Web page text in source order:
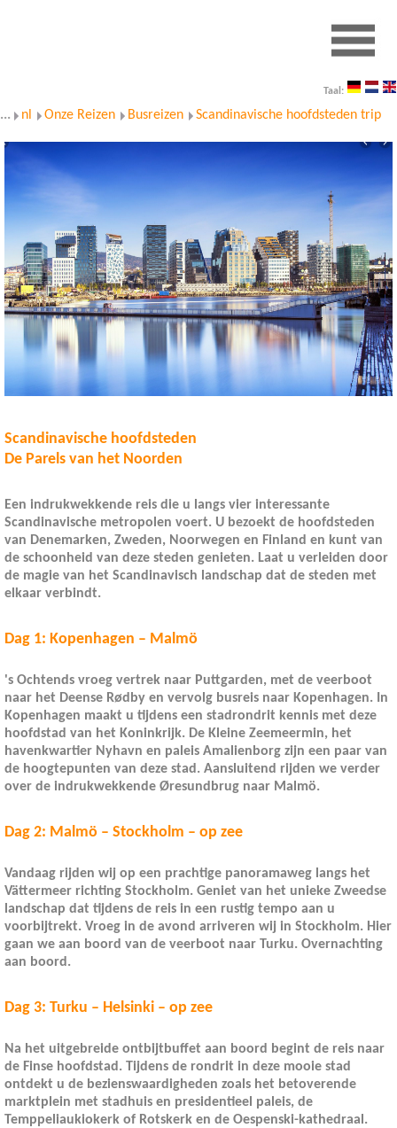
Taal:
... nl Onze Reizen Busreizen Scandinavische hoofdsteden trip
Scandinavische hoofdsteden
De Parels van het Noorden
Een indrukwekkende reis die u langs vier interessante
Scandinavische metropolen voert. U bezoekt de hoofdsteden
van Denemarken, Zweden, Noorwegen en Finland en kunt van
de schoonheid van deze steden genieten. Laat u verleiden door
de magie van het Scandinavisch landschap dat de steden met
elkaar verbindt.
Dag 1: Kopenhagen – Malmö
's Ochtends vroeg vertrek naar Puttgarden, met de veerboot
naar het Deense Rødby en vervolg busreis naar Kopenhagen. In
Kopenhagen maakt u tijdens een stadrondrit kennis met deze
hoofdstad van het Koninkrijk. De Kleine Zeemeermin, het
havenkwartier Nyhavn en paleis Amalienborg zijn een paar van
de hoogtepunten van deze stad. Aansluitend rijden we verder
over de indrukwekkende Øresundbrug naar Malmö.
Dag 2: Malmö – Stockholm – op zee
Vandaag rijden wij op een prachtige panoramaweg langs het
Vättermeer richting Stockholm. Geniet van het unieke Zweedse
landschap dat tijdens de reis in een rustig tempo aan u
voorbijtrekt. Vroeg in de avond arriveren wij in Stockholm. Hier
gaan we aan boord van de veerboot naar Turku. Overnachting
aan boord.
Dag 3: Turku – Helsinki – op zee
Na het uitgebreide ontbijtbuffet aan boord begint de reis naar
de Finse hoofdstad. Tijdens de rondrit in deze mooie stad
ontdekt u de bezienswaardigheden zoals het betoverende
marktplein met stadhuis en presidentieel paleis, de
Temppeliaukiokerk of Rotskerk en de Oespenski-kathedraal.